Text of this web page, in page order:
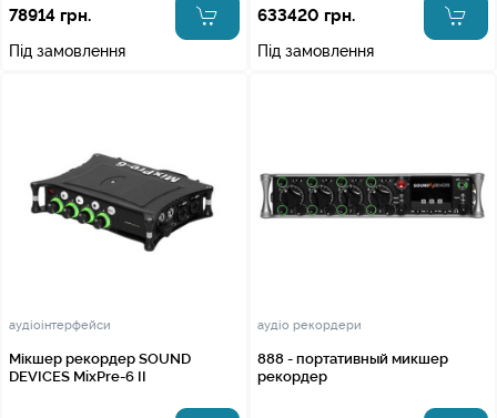
78914 грн.
Під замовлення
633420 грн.
Під замовлення
аудіоінтерфейси
Мікшер рекордер SOUND
DEVICES MixPre-6 II
аудіо рекордери
888 - портативный микшер
рекордер